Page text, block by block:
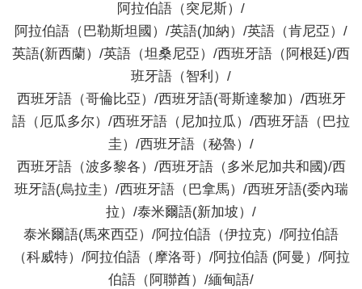
阿拉伯語（突尼斯）/
阿拉伯語（巴勒斯坦國）/英語(加納）/英語（肯尼亞）/
英語(新西蘭）/英語（坦桑尼亞）/西班牙語（阿根廷)/西
班牙語（智利）/
西班牙語（哥倫比亞）/西班牙語(哥斯達黎加）/西班牙
語（厄瓜多尔）/西班牙語（尼加拉瓜）/西班牙語（巴拉
圭）/西班牙語（秘魯）/
西班牙語（波多黎各）/西班牙語（多米尼加共和國)/西
班牙語(烏拉圭）/西班牙語（巴拿馬）/西班牙語(委內瑞
拉）/泰米爾語(新加坡）/
泰米爾語(馬來西亞）/阿拉伯語（伊拉克）/阿拉伯語
（科威特）/阿拉伯語（摩洛哥）/阿拉伯語 (阿曼）/阿拉
伯語（阿聯酋）/緬甸語/